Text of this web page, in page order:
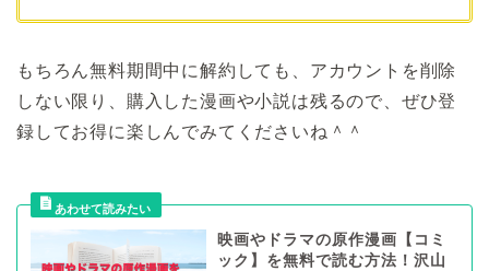
もちろん無料期間中に解約しても、アカウントを削除
しない限り、購入した漫画や小説は残るので、ぜひ登
録してお得に楽しんでみてくださいね＾＾
映画やドラマの原作漫画【コミ
ック】を無料で読む方法！沢山